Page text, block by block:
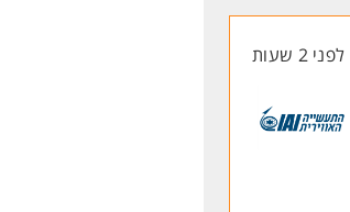
לפני 2 שעות